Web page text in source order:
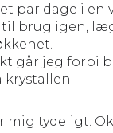
par dage i en
til brug igen,
går jeg forbi
mig tydeligt.